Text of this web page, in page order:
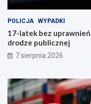
POLICJA WYPADKI
17-latek bez
drodze publicznej
7 sierpnia 2026